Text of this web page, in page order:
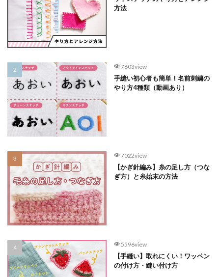
方法
7603view
手縫い初心者も簡単！名前刺繍の
やり方4種類（動画あり）
7022view
【かぎ針編み】糸の足し方（つな
ぎ方）と糸始末の方法
5596view
【手縫い】取れにくい！ワッペン
の付け方・縫い付け方